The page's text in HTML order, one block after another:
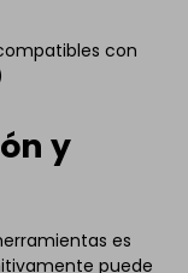
con
y
es
puede